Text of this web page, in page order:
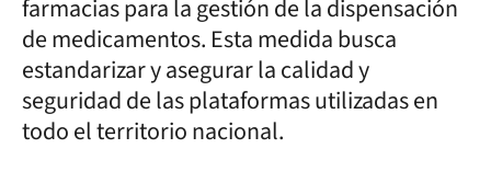
farmacias para la gestión de la dispensación
de medicamentos. Esta medida busca
estandarizar y asegurar la calidad y
seguridad de las plataformas utilizadas en
todo el territorio nacional.